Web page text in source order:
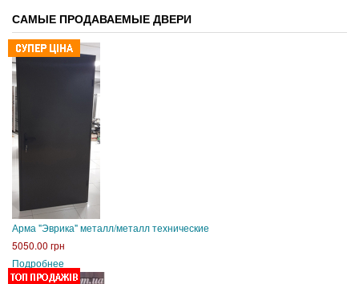
САМЫЕ ПРОДАВАЕМЫЕ ДВЕРИ
Арма "Эврика" металл/металл технические
5050.00 грн
Подробнее